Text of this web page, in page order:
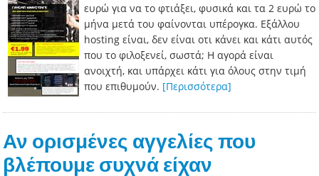
ευρώ για να το φτιάξει, φυσικά και τα 2 ευρώ το
μήνα μετά του φαίνονται υπέρογκα. Εξάλλου
hosting είναι, δεν είναι οτι κάνει και κάτι αυτός
που το φιλοξενεί, σωστά; Η αγορά είναι
ανοιχτή, και υπάρχει κάτι για όλους στην τιμή
που επιθυμούν. [Περισσότερα]
Αν ορισμένες αγγελίες που
βλέπουμε συχνά είχαν